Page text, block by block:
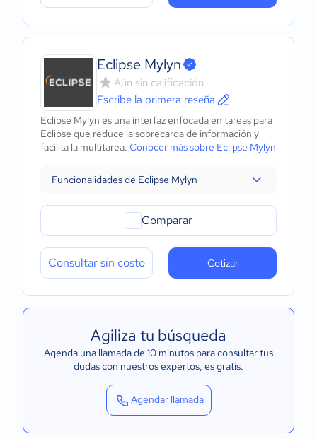
Eclipse Mylyn
Aún sin calificación
Escribe la primera reseña
Eclipse Mylyn es una interfaz enfocada en tareas para
Eclipse que reduce la sobrecarga de información y
facilita la multitarea. Conocer más sobre Eclipse Mylyn
Funcionalidades de Eclipse Mylyn
Comparar
Consultar sin costo Cotizar
Agiliza tu búsqueda
Agenda una llamada de 10 minutos para consultar tus
dudas con nuestros expertos, es gratis.
Agendar llamada